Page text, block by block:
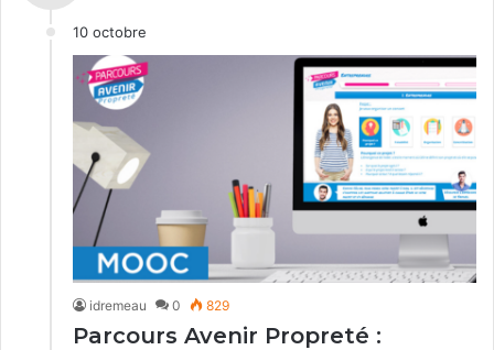
10 octobre
idremeau 0 829
Parcours Avenir Propreté :